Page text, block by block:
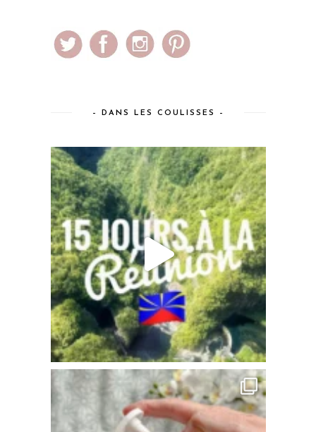
– DANS LES COULISSES –